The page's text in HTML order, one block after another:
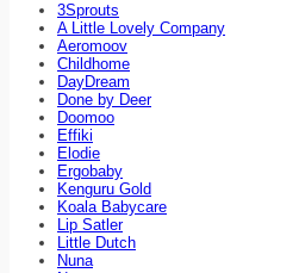
3Sprouts
A Little Lovely Company
Aeromoov
Childhome
DayDream
Done by Deer
Doomoo
Effiki
Elodie
Ergobaby
Kenguru Gold
Koala Babycare
Lip Satler
Little Dutch
Nuna